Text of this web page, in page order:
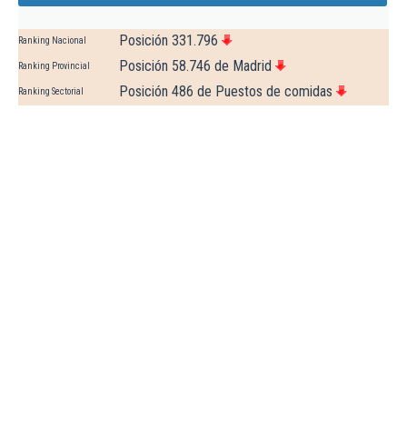
Ranking Nacional Posición 331.796
Ranking Provincial Posición 58.746 de Madrid
Ranking Sectorial Posición 486 de Puestos de comidas